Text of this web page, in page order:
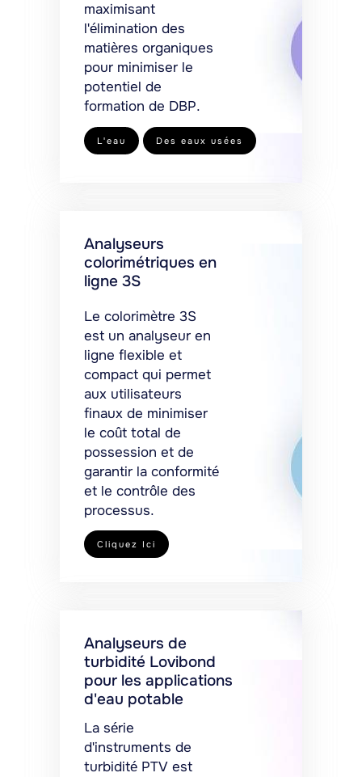
maximisant
l'élimination des
matières organiques
pour minimiser le
potentiel de
formation de DBP.
L'eau Des eaux usées
Analyseurs
colorimétriques en
ligne 3S
Le colorimètre 3S
est un analyseur en
ligne flexible et
compact qui permet
aux utilisateurs
finaux de minimiser
le coût total de
possession et de
garantir la conformité
et le contrôle des
processus.
Cliquez Ici
Analyseurs de
turbidité Lovibond
pour les applications
d'eau potable
La série
d'instruments de
turbidité PTV est